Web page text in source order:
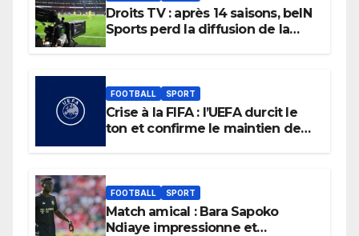
Droits TV : après 14 saisons, beIN
Sports perd la diffusion de la
FOOTBALL SPORT
Crise à la FIFA : l’UEFA durcit le
ton et confirme le maintien de
FOOTBALL SPORT
Match amical : Bara Sapoko
Ndiaye impressionne et